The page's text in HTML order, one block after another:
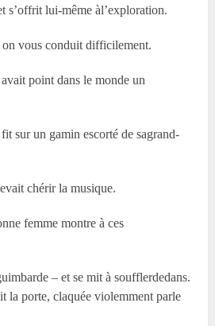
s’offrit lui-même àl’exploration.
vous conduit difficilement.
point dans le monde un
sur un gamin escorté de sagrand-
chérir la musique.
femme montre à ces
– et se mit à soufflerdedans.
la porte, claquée violemment parle